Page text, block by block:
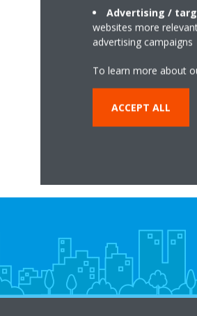
Advertising /
websites more
advertising campaigns
To learn more about
ACCEPT ALL